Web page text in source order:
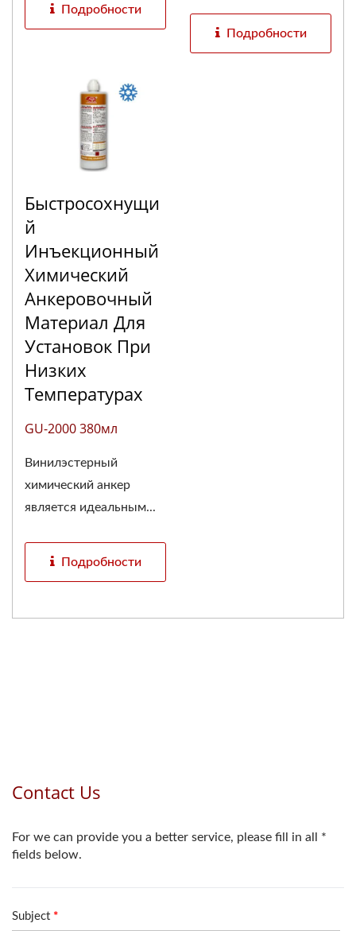
Подробности
Подробности
Быстросохнущи
Й
Инъекционный
Химический
Анкеровочный
Материал Для
Установок При
Низких
Температурах
GU-2000 380мл
Винилэстерный
химический анкер
является идеальным...
Подробности